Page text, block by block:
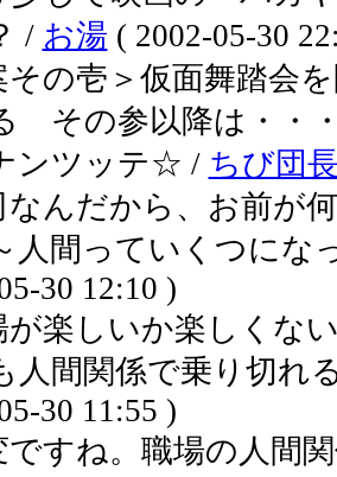
/ お湯 ( 2002-05-30
その壱＞仮面舞踏会
その参以降は・・
ンツッテ☆ / ちび団
なんだから、お前が
人間っていくつにな
30 12:10 )
が楽しいか楽しくな
人間関係で乗り切れ
30 11:55 )
ですね。職場の人間